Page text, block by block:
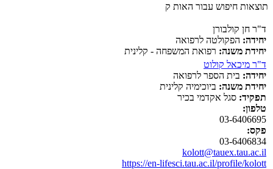
תוצאות חיפוש עבור האות ק
ד"ר חן קולבורן
יחידה: הפקולטה לרפואה
יחידת משנה: רפואת המשפחה - קלינית
ד"ר מיכאל קולוט
יחידה: בית הספר לרפואה
יחידת משנה: ביוכימיה קלינית
תפקיד: סגל אקדמי בכיר
טלפון:
03-6406695
פקס:
03-6406834
kolott@tauex.tau.ac.il
https://en-lifesci.tau.ac.il/profile/kolott